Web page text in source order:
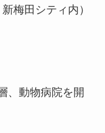
梅田シティ内）
、動物病院を開